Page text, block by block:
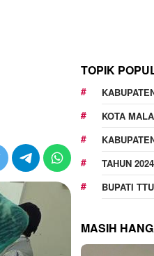
TOPIK
KOTA
TAHUN 2024
BUPATI TTU
MASIH